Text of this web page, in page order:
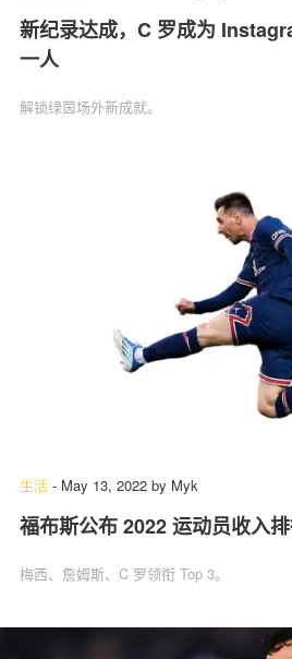
新纪录达成，C 罗成为
一人
解锁绿茵场外新成就。
生活 - May 13, 2022 by Myk
福布斯公布 2022 运动员收入
梅西、詹姆斯、C 罗领衔 Top 3。